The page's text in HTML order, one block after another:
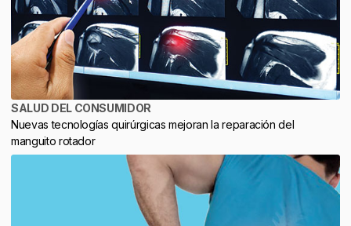
SALUD DEL CONSUMIDOR
Nuevas tecnologías quirúrgicas mejoran la reparación del
manguito rotador